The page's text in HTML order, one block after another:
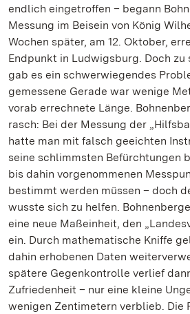
endlich eingetroffen – begann
Messung im Beisein von König
Wochen später, am 12. Oktober,
Endpunkt in Ludwigsburg. Doch zu
gab es ein schwerwiegendes
gemessene Gerade war wenige
vorab errechnete Länge.
rasch: Bei der Messung der
hatte man mit falsch geeichten
seine schlimmsten Befürchtungen
bis dahin vorgenommenen
bestimmt werden müssen – doch
wusste sich zu helfen.
eine neue Maßeinheit, den
ein. Durch mathematische Kniffe
dahin erhobenen Daten
spätere Gegenkontrolle verlief
Zufriedenheit – nur eine kleine
wenigen Zentimetern verblieb. Die